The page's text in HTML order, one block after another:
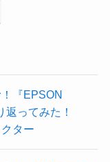
『EPSON
ってみた！
ター